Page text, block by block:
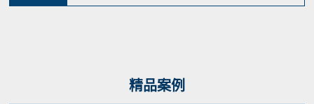
精品案例